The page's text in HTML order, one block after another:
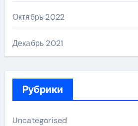
Октябрь 2022
Декабрь 2021
Рубрики
Uncategorised